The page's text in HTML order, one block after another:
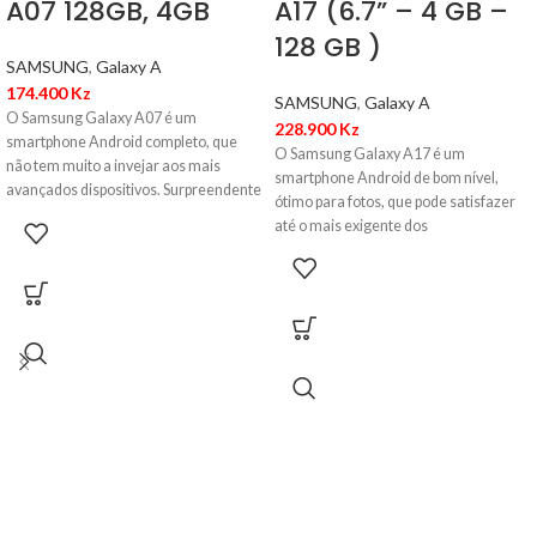
A07 128GB, 4GB
SAMSUNG, Galaxy A
174.400Kz
O Samsung Galaxy A07 é um
smartphone Android completo, que
não tem muito a invejar aos mais
avançados dispositivos. Surpreendente
A17 (6.7” – 4 GB –
128 GB )
SAMSUNG, Galaxy A
228.900Kz
O Samsung Galaxy A17 é um
smartphone Android de bom nível,
ótimo para fotos, que pode satisfazer
até o mais exigente dos